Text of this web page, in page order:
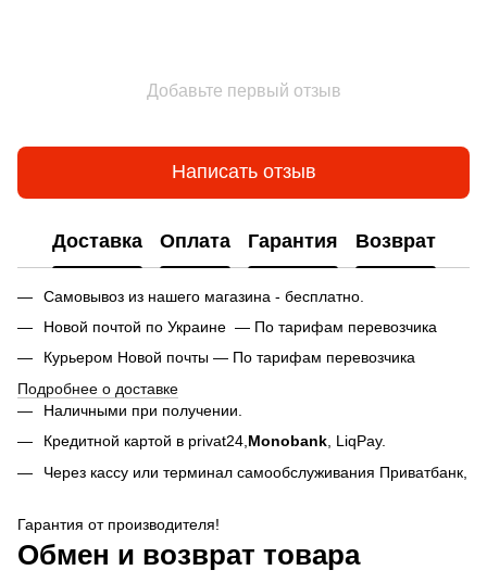
Добавьте первый отзыв
Написать отзыв
Доставка Оплата Гарантия Возврат
Самовывоз из нашего магазина - бесплатно.
Новой почтой по Украине — По тарифам перевозчика
Курьером Новой почты — По тарифам перевозчика
Подробнее о доставке
Наличными при получении.
Кредитной картой в privat24, Monobank LiqPay.
Через кассу или терминал самообслуживания Приватбанк,
Гарантия от производителя!
Обмен и возврат товара